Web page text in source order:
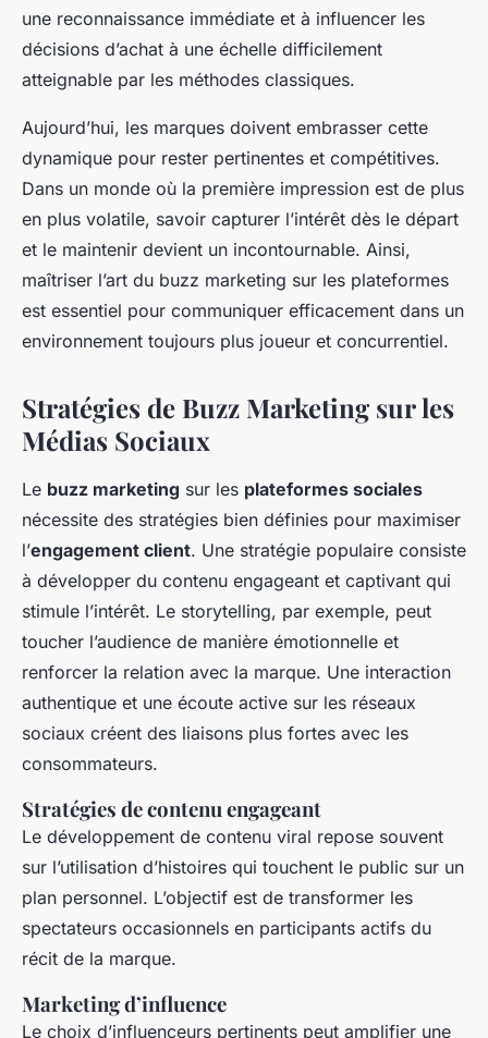
une reconnaissance immédiate et à influencer les
décisions d’achat à une échelle difficilement
atteignable par les méthodes classiques.
Aujourd’hui, les marques doivent embrasser cette
dynamique pour rester pertinentes et compétitives.
Dans un monde où la première impression est de plus
en plus volatile, savoir capturer l’intérêt dès le départ
et le maintenir devient un incontournable. Ainsi,
maîtriser l’art du buzz marketing sur les plateformes
est essentiel pour communiquer efficacement dans un
environnement toujours plus joueur et concurrentiel.
Stratégies de Buzz Marketing sur les
Médias Sociaux
Le buzz marketing sur les plateformes sociales
nécessite des stratégies bien définies pour maximiser
l’engagement client. Une stratégie populaire consiste
à développer du contenu engageant et captivant qui
stimule l’intérêt. Le storytelling, par exemple, peut
toucher l’audience de manière émotionnelle et
renforcer la relation avec la marque. Une interaction
authentique et une écoute active sur les réseaux
sociaux créent des liaisons plus fortes avec les
consommateurs.
Stratégies de contenu engageant
Le développement de contenu viral repose souvent
sur l’utilisation d’histoires qui touchent le public sur un
plan personnel. L’objectif est de transformer les
spectateurs occasionnels en participants actifs du
récit de la marque.
Marketing d’influence
Le choix d’influenceurs pertinents peut amplifier une